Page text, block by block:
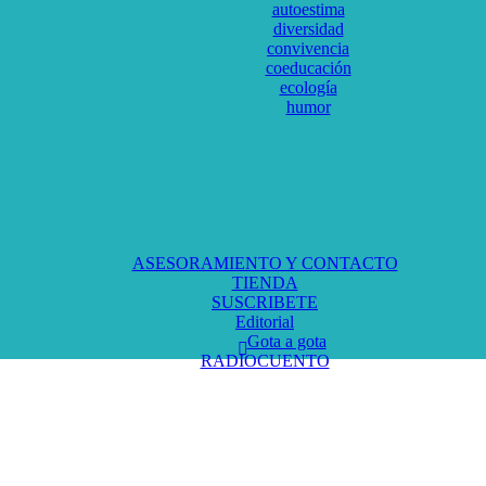
autoestima
diversidad
convivencia
coeducación
ecología
humor
ASESORAMIENTO Y CONTACTO
TIENDA
SUSCRIBETE
Editorial
Gota a gota
RADIOCUENTO